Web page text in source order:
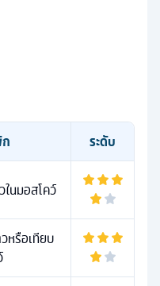
ระดับ
ในมอสโคว์
หรือเทียบ